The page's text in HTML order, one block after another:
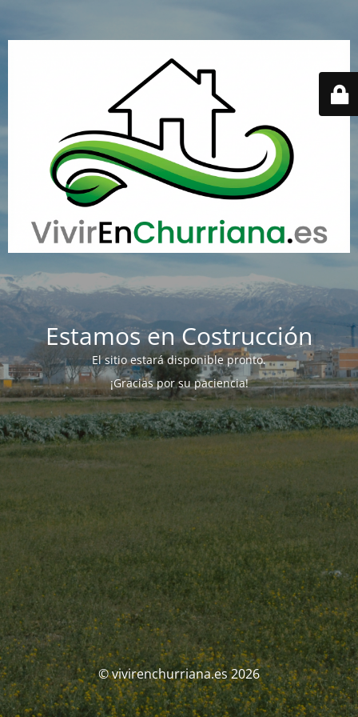
Estamos en Costrucción
El sitio estará disponible pronto.
¡Gracias por su paciencia!
© vivirenchurriana.es 2026